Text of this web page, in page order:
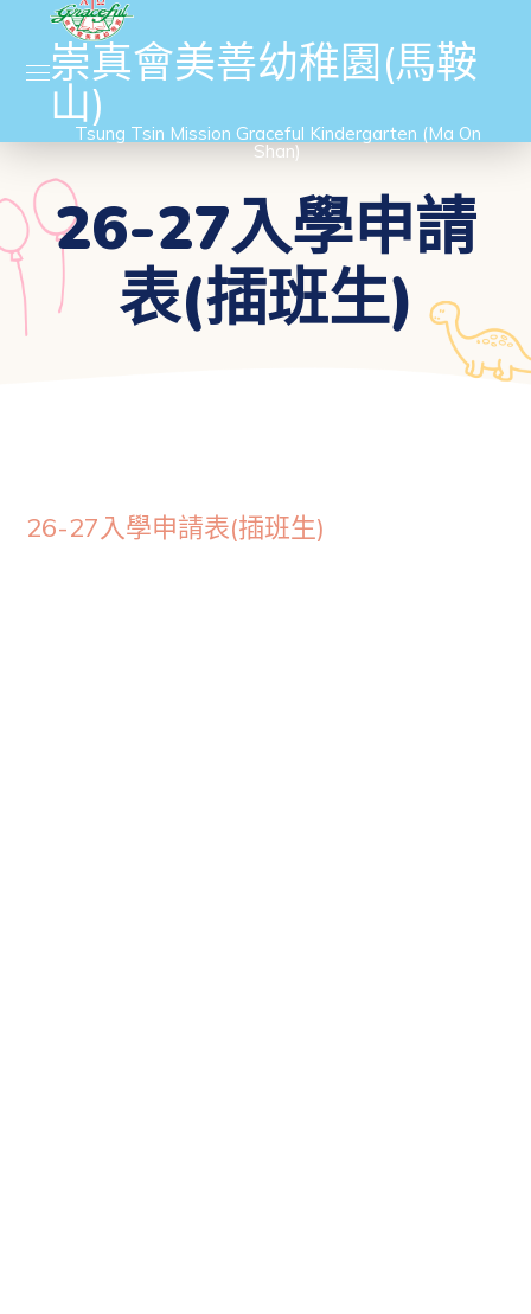
崇真會美善幼稚園(馬鞍
山)
Tsung Tsin Mission Graceful Kindergarten (Ma On
Shan)
26-27入學申請
表(插班生)
26-27入學申請表(插班生)